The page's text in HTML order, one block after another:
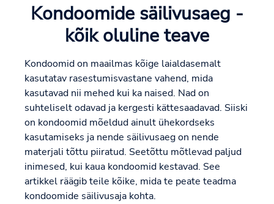
Kondoomide säilivusaeg -
kõik oluline teave
Kondoomid on maailmas kõige laialdasemalt
kasutatav rasestumisvastane vahend, mida
kasutavad nii mehed kui ka naised. Nad on
suhteliselt odavad ja kergesti kättesaadavad. Siiski
on kondoomid mõeldud ainult ühekordseks
kasutamiseks ja nende säilivusaeg on nende
materjali tõttu piiratud. Seetõttu mõtlevad paljud
inimesed, kui kaua kondoomid kestavad. See
artikkel räägib teile kõike, mida te peate teadma
kondoomide säilivusaja kohta.